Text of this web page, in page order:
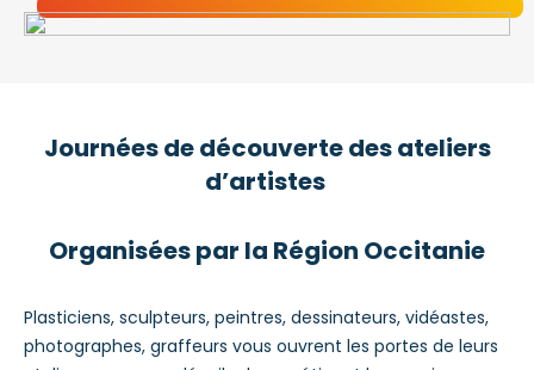
Journées de découverte des ateliers
d’artistes
Organisées par la Région Occitanie
Plasticiens, sculpteurs, peintres, dessinateurs, vidéastes,
photographes, graffeurs vous ouvrent les portes de leurs